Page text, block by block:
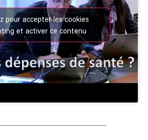
pour accepter les cookies
et activer ce contenu